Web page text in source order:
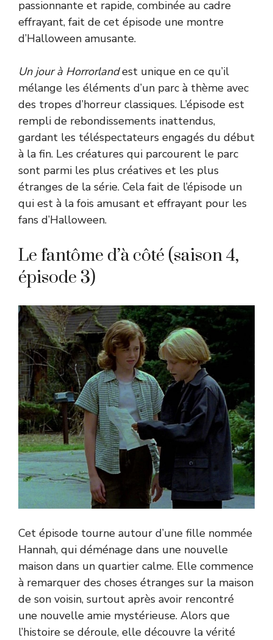
passionnante et rapide, combinée au cadre
effrayant, fait de cet épisode une montre
d’Halloween amusante.
Un jour à Horrorlandest unique en ce qu’il
mélange les éléments d’un parc à thème avec
des tropes d’horreur classiques. L’épisode est
rempli de rebondissements inattendus,
gardant les téléspectateurs engagés du début
à la fin. Les créatures qui parcourent le parc
sont parmi les plus créatives et les plus
étranges de la série. Cela fait de l’épisode un
qui est à la fois amusant et effrayant pour les
fans d’Halloween.
Le fantôme d’à côté (saison 4,
épisode 3)
Cet épisode tourne autour d’une fille nommée
Hannah, qui déménage dans une nouvelle
maison dans un quartier calme. Elle commence
à remarquer des choses étranges sur la maison
de son voisin, surtout après avoir rencontré
une nouvelle amie mystérieuse. Alors que
l’histoire se déroule, elle découvre la vérité